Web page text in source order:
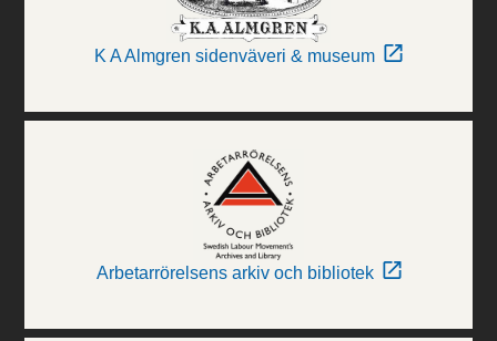
K A Almgren sidenväveri & museum
Arbetarrörelsens arkiv och bibliotek